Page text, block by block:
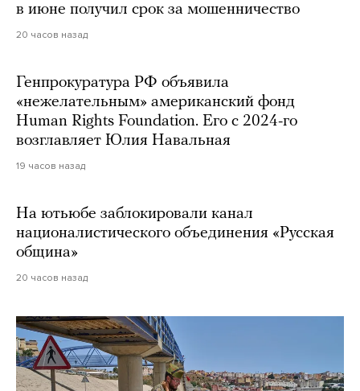
в июне получил срок за мошенничество
20 часов назад
Генпрокуратура РФ объявила
«нежелательным» американский фонд
Human Rights Foundation. Его с 2024-го
возглавляет Юлия Навальная
19 часов назад
На ютьюбе заблокировали канал
националистического объединения «Русская
община»
20 часов назад